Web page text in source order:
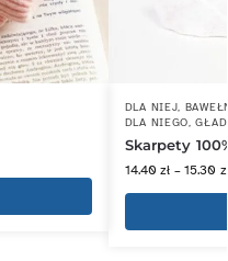
DLA NIEJ,
DLA NIEGO,
Skarpety
14.40zł – 15.30